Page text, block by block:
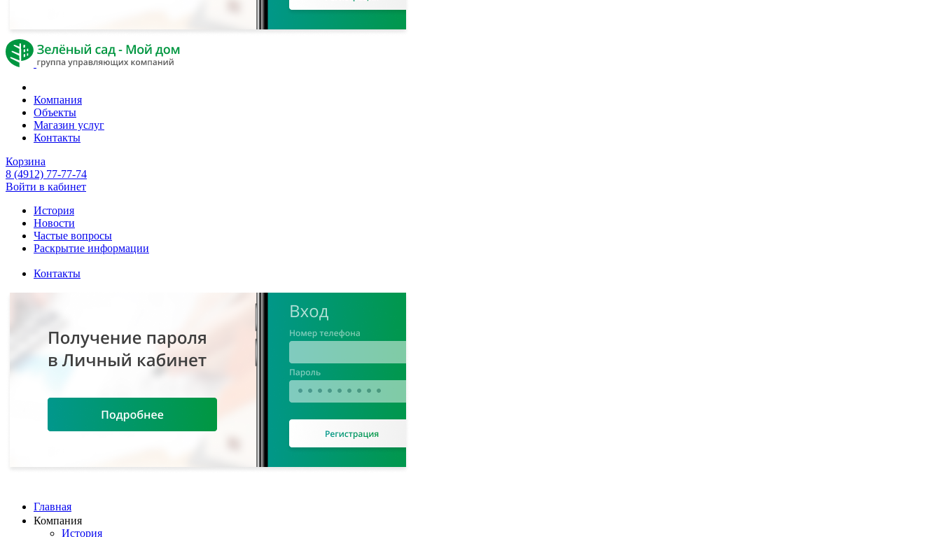
Компания
Объекты
Магазин услуг
Контакты
Корзина
8 (4912) 77-77-74
Войти в кабинет
История
Новости
Частые вопросы
Раскрытие информации
Контакты
Главная
Компания
История